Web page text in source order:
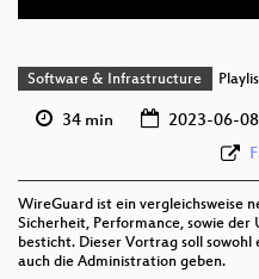
Software & Infrastructure
34 min 2023-06-08
WireGuard ist ein vergleichsweise
Sicherheit, Performance, sowie
besticht. Dieser Vortrag soll
auch die Administration geben.